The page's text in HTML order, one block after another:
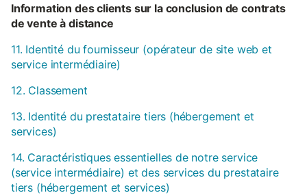
Information des clients sur la conclusion de contrats
de vente à distance
11. Identité du fournisseur (opérateur de site web et
service intermédiaire)
12. Classement
13. Identité du prestataire tiers (hébergement et
services)
14. Caractéristiques essentielles de notre service
(service intermédiaire) et des services du prestataire
tiers (hébergement et services)